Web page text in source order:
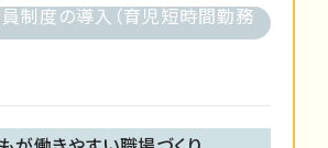
制度の導入（育児短時間勤務